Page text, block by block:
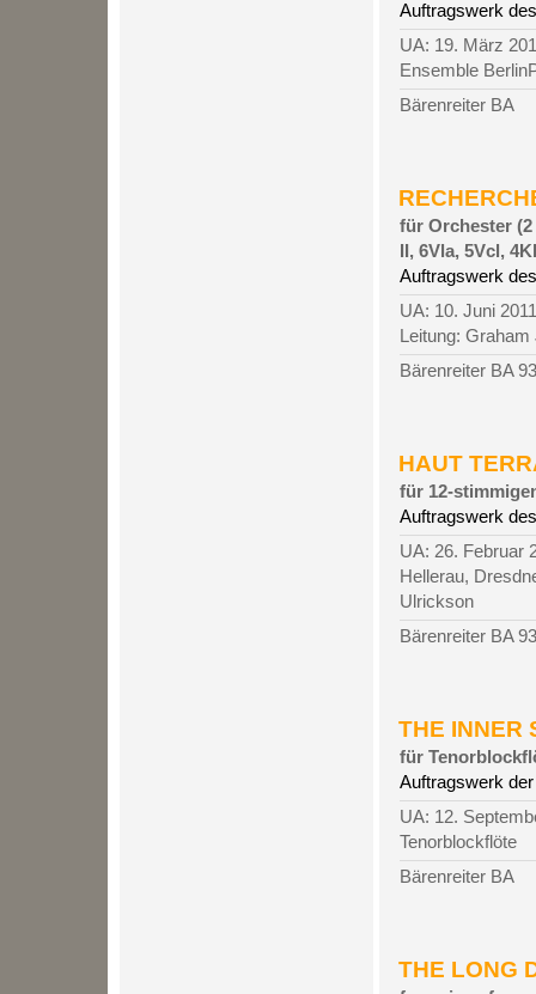
Auftragswerk
UA: 19. März
Ensemble
Bärenreiter BA
für Orchester (2
II, 6Vla, 5Vcl,
Auftragswerk
UA: 10. Juni
Leitung:
Bärenreiter BA
HAUT
für 12-
Auftragswerk
UA: 26. Februar
Hellerau,
Ulrickson
Bärenreiter BA
THE INNER
für
Auftragswerk
UA: 12.
Tenorblockflöte
Bärenreiter BA
THE LONG